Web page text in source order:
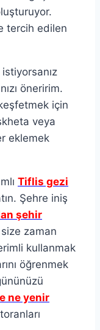
tercih edilen
öneririm.
için
veya
eklemek
Tiflis gezi
Şehre iniş
şehir
zaman
kullanmak
öğrenmek
ne yenir